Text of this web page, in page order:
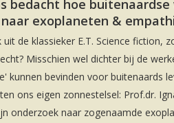
bedacht hoe
exoplaneten &
uit de klassieker E.T. Science
Misschien wel dichter bij de
kunnen bevinden voor buitenaards
ons eigen zonnestelsel: Prof.dr.
onderzoek naar zogenaamde